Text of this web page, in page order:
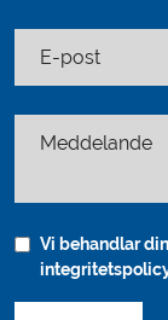
E-post
Vi behandlar